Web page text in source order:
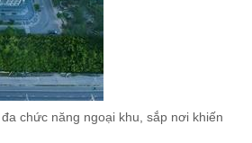
chức năng ngoại khu, sắp nơi khiến